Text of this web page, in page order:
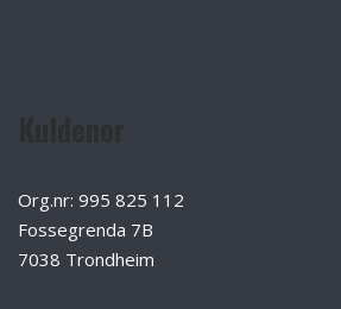
Org.nr: 995 825 112
Fossegrenda 7B
7038 Trondheim